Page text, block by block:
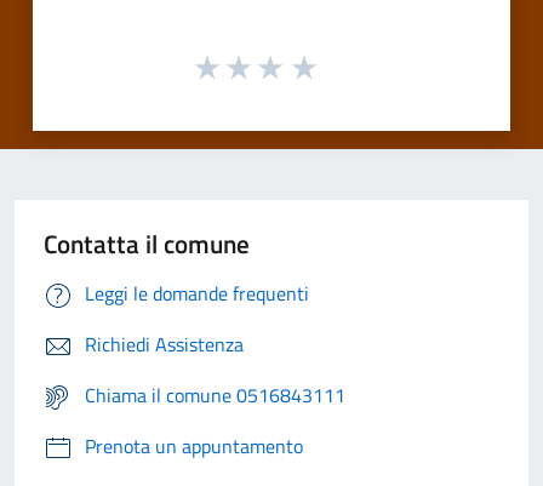
Contatta il comune
Leggi le domande frequenti
Richiedi Assistenza
Chiama il comune 0516843111
Prenota un appuntamento